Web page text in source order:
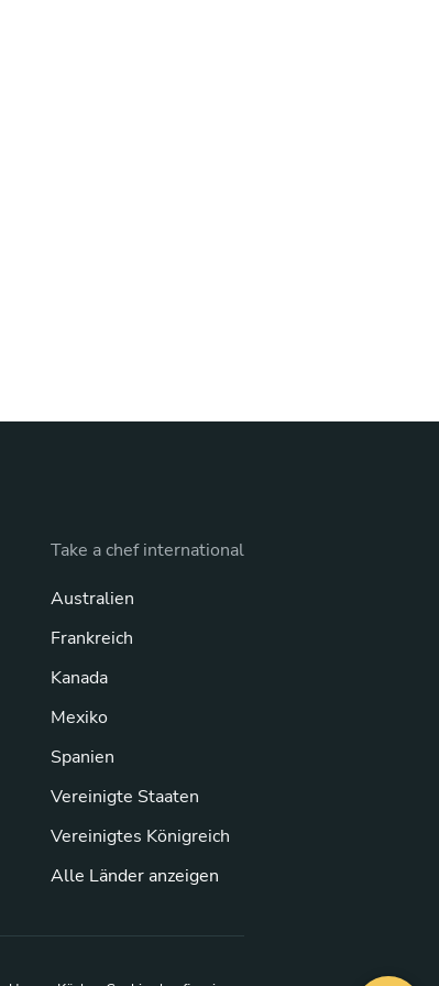
Take a chef international
Australien
Frankreich
Kanada
Mexiko
Spanien
Vereinigte Staaten
Vereinigtes Königreich
Alle Länder anzeigen